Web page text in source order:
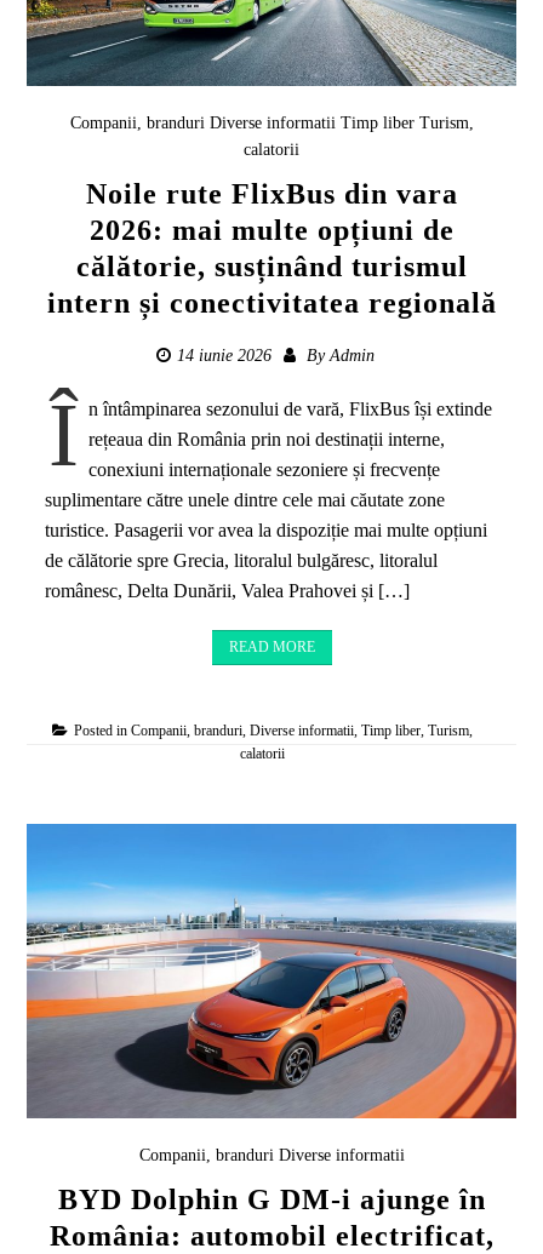
Companii, branduri Diverse informatii Timp liber Turism,
calatorii
Noile rute FlixBus din vara
2026: mai multe opțiuni de
călătorie, susținând turismul
intern și conectivitatea regională
14 iunie 2026 ByAdmin
Î n întâmpinarea sezonului de vară, FlixBus își extinde
rețeaua din România prin noi destinații interne,
conexiuni internaționale sezoniere și frecvențe
suplimentare către unele dintre cele mai căutate zone
turistice. Pasagerii vor avea la dispoziție mai multe opțiuni
de călătorie spre Grecia, litoralul bulgăresc, litoralul
românesc, Delta Dunării, Valea Prahovei și […]
READ MORE
Posted in Companii, branduri, Diverse informatii, Timp liber, Turism,
calatorii
Companii, branduri Diverse informatii
BYD Dolphin G DM-i ajunge în
România: automobil electrificat,